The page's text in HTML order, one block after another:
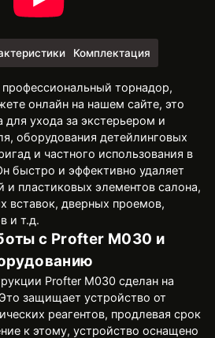
Комплектация
торнадор,
онлайн на нашем сайте, это
для ухода за экстерьером и
оборудования детейлинговых
и частного использования в
быстро и эффективно удаляет
и пластиковых элементов салона,
вставок, дверных проемов,
и т.д.
с Profter M030 и
Profter M030 сделан на
защищает устройство от
реагентов, продлевая срок
к этому, устройство оснащено